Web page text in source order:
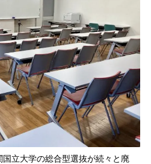
立大学の総合型選抜が続々と廃